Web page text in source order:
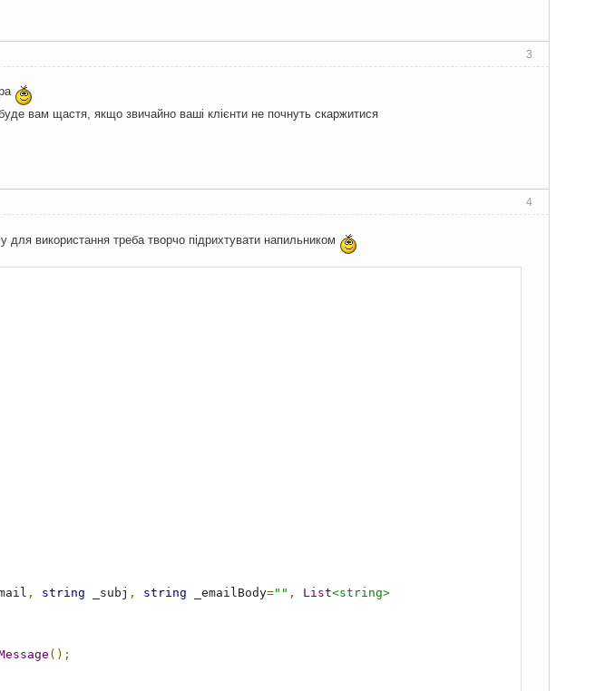
3
вам щастя, якщо звичайно ваші клієнти не почнуть скаржитися
4
використання треба творчо підрихтувати напильником
, string _subj , string _emailBody="" , List<string>
();